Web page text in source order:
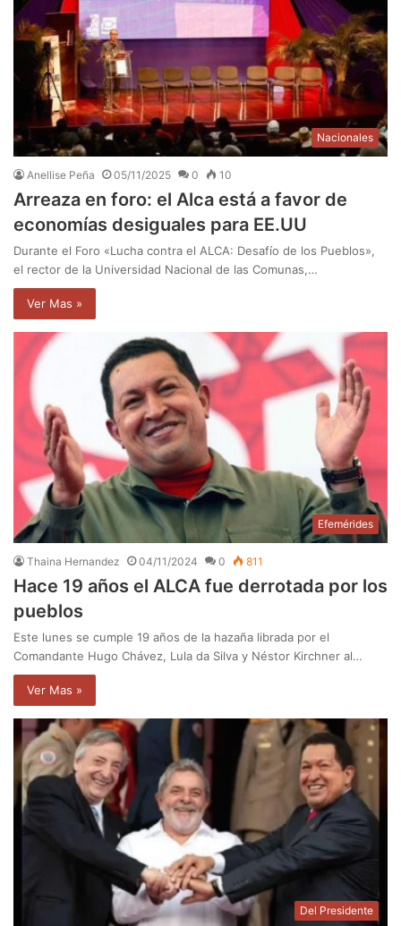
Nacionales
Anellise Peña 05/11/2025 0 10
Arreaza en foro: el Alca está a favor de
economías desiguales para EE.UU
Durante el Foro «Lucha contra el ALCA: Desafío de los Pueblos»,
el rector de la Universidad Nacional de las Comunas,…
Ver Mas »
Efemérides
Thaina Hernandez 04/11/2024 0 811
Hace 19 años el ALCA fue derrotada por los
pueblos
Este lunes se cumple 19 años de la hazaña librada por el
Comandante Hugo Chávez, Lula da Silva y Néstor Kirchner al…
Ver Mas »
Del Presidente